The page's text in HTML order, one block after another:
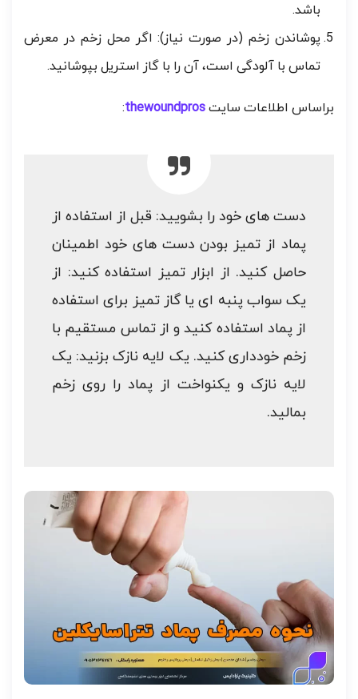
باشد.
پوشاندن زخم (در صورت نیاز): اگر محل زخم در معرض
تماس با آلودگی است، آن را با گاز استریل بپوشانید.
براساس اطلاعات سایتthewoundpros
:
دست های خود را بشویید: قبل از استفاده از
پماد از تمیز بودن دست های خود اطمینان
حاصل کنید. از ابزار تمیز استفاده کنید: از
یک سواب پنبه ای یا گاز تمیز برای استفاده
از پماد استفاده کنید و از تماس مستقیم با
زخم خودداری کنید. یک لایه نازک بزنید: یک
لایه نازک و یکنواخت از پماد را روی زخم
بمالید.